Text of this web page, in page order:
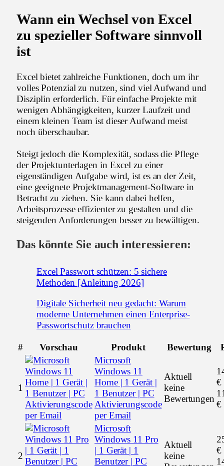
Wann ein Wechsel von Excel
zu spezieller Software sinnvoll
ist
Excel bietet zahlreiche Funktionen, doch um ihr
volles Potenzial zu nutzen, sind viel Aufwand und
Disziplin erforderlich. Für einfache Projekte mit
wenigen Abhängigkeiten, kurzer Laufzeit und
einem kleinen Team ist dieser Aufwand meist
noch überschaubar.
Steigt jedoch die Komplexität, sodass die Pflege
der Projektunterlagen in Excel zu einer
eigenständigen Aufgabe wird, ist es an der Zeit,
eine geeignete Projektmanagement-Software in
Betracht zu ziehen. Sie kann dabei helfen,
Arbeitsprozesse effizienter zu gestalten und die
steigenden Anforderungen besser zu bewältigen.
Das könnte Sie auch interessieren:
Excel Passwort schützen: 5 sichere
Methoden [Anleitung 2026]
Digitale Sicherheit neu gedacht: Warum
moderne Unternehmen einen Enterprise-
Passwortschutz brauchen
# Vorschau Produkt Bewertung
1
Microsoft
Windows 11
Home | 1 Gerät |
1 Benutzer | PC
Aktivierungscode
per Email
Aktuell
keine
Bewertungen
€
€
2
Microsoft
Windows 11 Pro
| 1 Gerät | 1
Benutzer | PC
Aktuell
keine
€